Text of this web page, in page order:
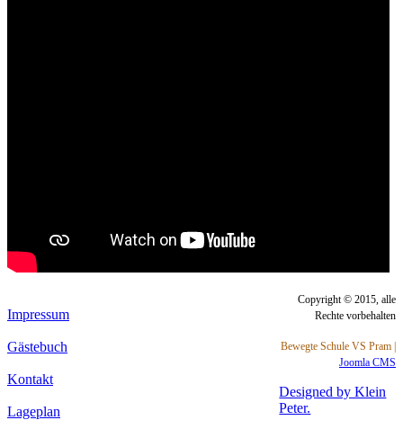
Impressum
Gästebuch
Kontakt
Lageplan
Copyright © 2015, alle
Rechte vorbehalten
Bewegte Schule VS Pram |
Joomla CMS
Designed by Klein
Peter.